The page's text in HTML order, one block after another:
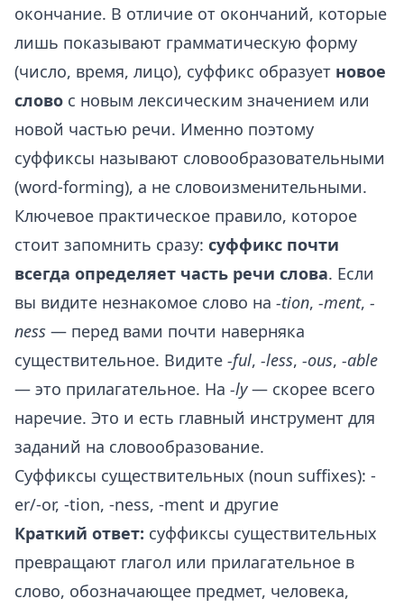
окончание. В отличие от окончаний, которые
лишь показывают грамматическую форму
(число, время, лицо), суффикс образует новое
слово с новым лексическим значением или
новой частью речи. Именно поэтому
суффиксы называют словообразовательными
(word-forming), а не словоизменительными.
Ключевое практическое правило, которое
стоит запомнить сразу: суффикс почти
всегда определяет часть речи слова. Если
вы видите незнакомое слово на -tion, -ment, -
ness — перед вами почти наверняка
существительное. Видите -ful, -less, -ous, -able
— это прилагательное. На -ly— скорее всего
наречие. Это и есть главный инструмент для
заданий на словообразование.
Суффиксы существительных (noun suffixes): -
er/-or, -tion, -ness, -ment и другие
Краткий ответ: суффиксы существительных
превращают глагол или прилагательное в
слово, обозначающее предмет, человека,